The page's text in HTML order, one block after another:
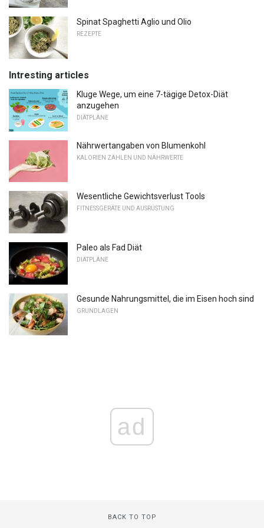
Spinat Spaghetti Aglio und Olio
REZEPTE
Intresting articles
Kluge Wege, um eine 7-tägige Detox-Diät
anzugehen
DIÄTPLÄNE
Nährwertangaben von Blumenkohl
KALORIEN ZÄHLEN UND NÄHRWERTE
Wesentliche Gewichtsverlust Tools
FITNESSGERÄTE UND AUSRÜSTUNG
Paleo als Fad Diät
DIÄTPLÄNE
Gesunde Nahrungsmittel, die im Eisen hoch sind
GRUNDLAGEN
ad
BACK TO TOP